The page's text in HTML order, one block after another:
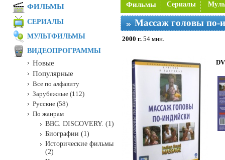
Фильмы Сериалы
Массаж головы по-
2000 г. 54 мин.
ФИЛЬМЫ
СЕРИАЛЫ
МУЛЬТФИЛЬМЫ
ВИДЕОПРОГРАММЫ
Новые
Популярные
Все по алфавиту
Зарубежные (112)
Русские (58)
По жанрам
BBC. DISCOVERY. (1)
Биографии (1)
Исторические фильмы
(2)